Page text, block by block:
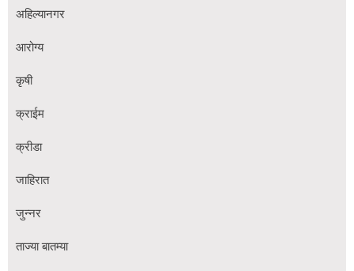
अहिल्यानगर
आरोग्य
कृषी
क्राईम
क्रीडा
जाहिरात
जुन्नर
ताज्या बातम्या